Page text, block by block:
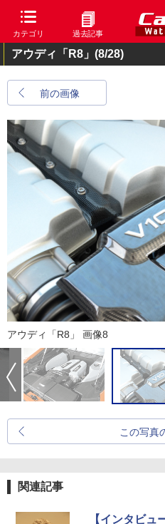
カテゴリ 過去記事
アウディ「R8」 (8/28)
前の画像
アウディ「R8」 画像8
この写真
関連記事
【インタビ